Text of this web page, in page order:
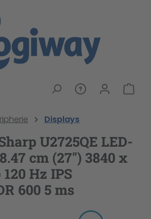
Displays
U2725QE LED-
cm (27") 3840 x
120 Hz IPS
600 5 ms